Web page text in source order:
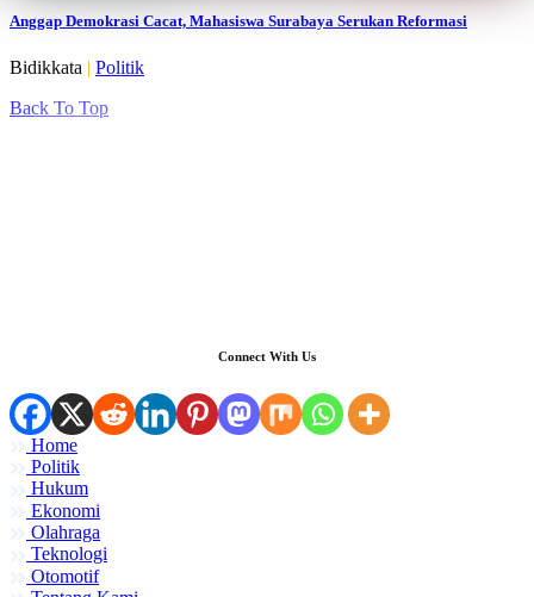
Anggap Demokrasi Cacat, Mahasiswa Surabaya Serukan Reformasi
Bidikkata | Politik
Back To Top
Connect With Us
Home
Politik
Hukum
Ekonomi
Olahraga
Teknologi
Otomotif